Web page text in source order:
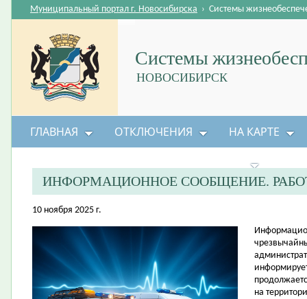
Системы
НОВОСИБИРСК
Муниципальный портал г. Новосибирска › Системы
ГЛАВНАЯ ОТКЛЮЧЕНИЯ НА КАРТЕ
ИНФОРМАЦИОННОЕ СООБЩЕНИЕ.
10 ноября 2025 г.
на